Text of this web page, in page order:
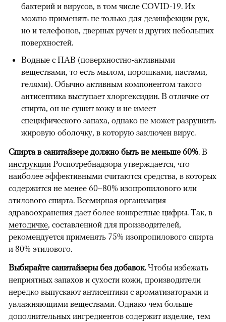
бактерий и вирусов, в том числе COVID-19. Их
можно применять не только для дезинфекции рук,
но и телефонов, дверных ручек и других небольших
поверхностей.
Водные с ПАВ (поверхностно-активными
веществами, то есть мылом, порошками, пастами,
гелями). Обычно активным компонентом такого
антисептика выступает хлоргексидин. В отличие от
спирта, он не сушит кожу и не имеет
специфического запаха, однако не может разрушить
жировую оболочку, в которую заключен вирус.
Спирта в санитайзере должно быть не меньше 60%. В
инструкции Роспотребнадзора утверждается, что
наиболее эффективными считаются средства, в которых
содержится не менее 60–80% изопропилового или
этилового спирта. Всемирная организация
здравоохранения дает более конкретные цифры. Так, в
методичке, составленной для производителей,
рекомендуется применять 75% изопропилового спирта
и 80% этилового.
Выбирайте санитайзеры без добавок.Чтобы избежать
неприятных запахов и сухости кожи, производители
нередко выпускают антисептики с ароматизаторами и
увлажняющими веществами. Однако чем больше
дополнительных ингредиентов содержит изделие, тем